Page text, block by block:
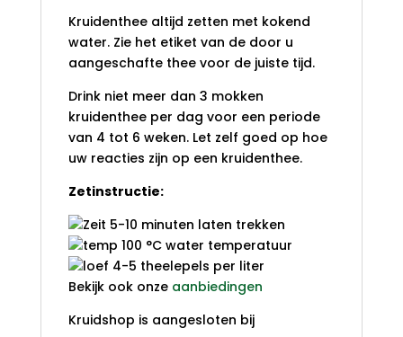
Kruidenthee altijd zetten met kokend
water. Zie het etiket van de door u
aangeschafte thee voor de juiste tijd.
Drink niet meer dan 3 mokken
kruidenthee per dag voor een periode
van 4 tot 6 weken. Let zelf goed op hoe
uw reacties zijn op een kruidenthee.
Zetinstructie:
5-10 minuten laten trekken
100 °C water temperatuur
4-5 theelepels per liter
Bekijk ook onze aanbiedingen
Kruidshop is aangesloten bij